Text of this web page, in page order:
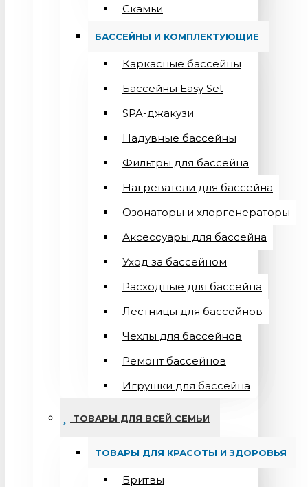
Скамьи
БАССЕЙНЫ И КОМПЛЕКТУЮЩИЕ
Каркасные бассейны
Бассейны Easy Set
SPA-джакузи
Надувные бассейны
Фильтры для бассейна
Нагреватели для бассейна
Озонаторы и хлоргенераторы
Аксессуары для бассейна
Уход за бассейном
Расходные для бассейна
Лестницы для бассейнов
Чехлы для бассейнов
Ремонт бассейнов
Игрушки для бассейна
ТОВАРЫ ДЛЯ ВСЕЙ СЕМЬИ
ТОВАРЫ ДЛЯ КРАСОТЫ И ЗДОРОВЬЯ
Бритвы